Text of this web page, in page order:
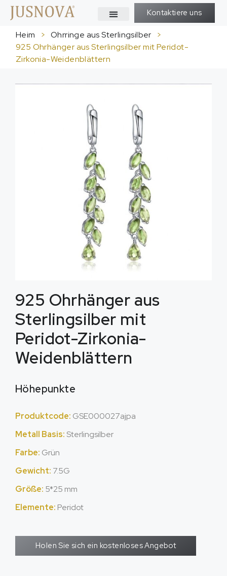
Kontaktiere uns
Heim > Ohrringe aus Sterlingsilber
>
925 Ohrhänger aus Sterlingsilber mit Peridot-
Zirkonia-Weidenblättern
925 Ohrhänger aus
Sterlingsilber mit
Peridot-Zirkonia-
Weidenblättern
Höhepunkte
Produktcode: GSE000027ajpa
Metall Basis: Sterlingsilber
Farbe: Grün
Gewicht: 7.5G
Größe: 5*25 mm
Elemente: Peridot
Holen Sie sich ein kostenloses Angebot